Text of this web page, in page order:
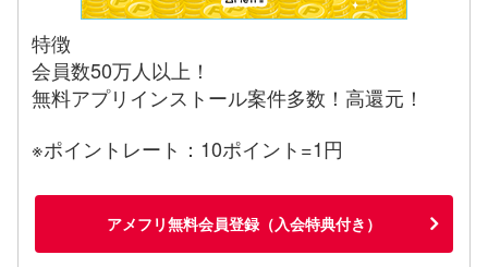
特徴
会員数50万人以上！
無料アプリインストール案件多数！高還元！
※ポイントレート：10ポイント=1円
アメフリ無料会員登録（入会特典付き）